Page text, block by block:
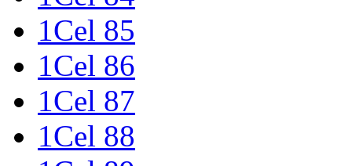
1Cel 85
1Cel 86
1Cel 87
1Cel 88